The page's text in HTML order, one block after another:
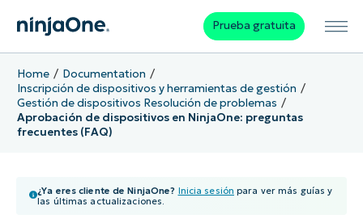
Prueba gratuita
Home
Documentation
Inscripción de dispositivos y herramientas de gestión
Gestión de dispositivos Resolución de problemas
Aprobación de dispositivos en NinjaOne: preguntas
frecuentes (FAQ)
¿Ya eres cliente de NinjaOne? Inicia sesión para ver más guías y
las últimas actualizaciones.